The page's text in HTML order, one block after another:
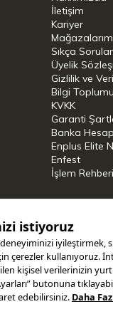
ocak:Tam
sensör ekranı
zahmetsizce
uygun indüksiyonlu
zaman mükemmel
ve tavaları
kadar
derece hassas bir
ve hijyen
aşırı ısınma
kapatan bir
ellerin
İletişim
Kariyer
Sıkça
Üyelik
Gizlilik ve
Bilgi
KVKK
Garanti
Banka
Enplus Elite
Enfest
İşlem Rehberi